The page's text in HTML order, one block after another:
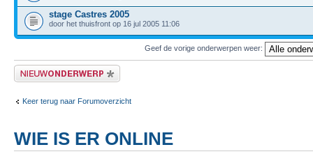
stage Castres 2005
door het thuisfront op 16 jul 2005 11:06
Geef de vorige onderwerpen weer:
Plaats een nieuw bericht
Keer terug naar Forumoverzicht
WIE IS ER ONLINE